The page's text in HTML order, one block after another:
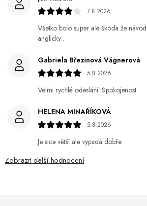
7.8.2026
Všetko bolo super ale škoda že
anglicky .
Gabriela Březinová Vágnerová
5.8.2026
Velmi rychlé odeslání. Spokojenost
HELENA MINAŘÍKOVÁ
5.8.2026
Je sice větší ale vypadá dobře
Zobrazit další hodnocení